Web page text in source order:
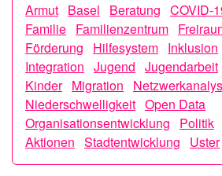
Armut Basel Beratung COVID-
Familie Familienzentrum
Förderung
Hilfesystem Inklusion
Integration Jugend Jugendarbeit
Kinder Migration
Niederschwelligkeit Open Data
Organisationsentwicklung
Politik
Aktionen Stadtentwicklung Uster